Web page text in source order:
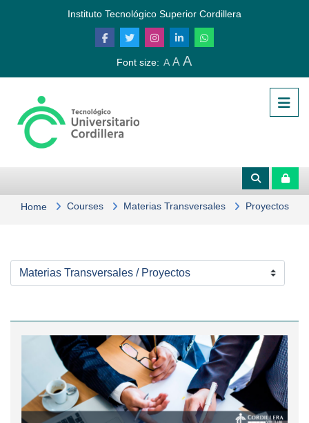
Skip to main content
Instituto Tecnológico Superior Cordillera
Font size: A A A
Home Courses Materias Transversales Proyectos
Course categories